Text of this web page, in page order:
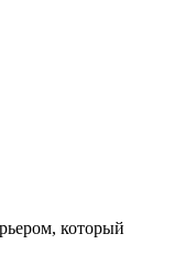
который